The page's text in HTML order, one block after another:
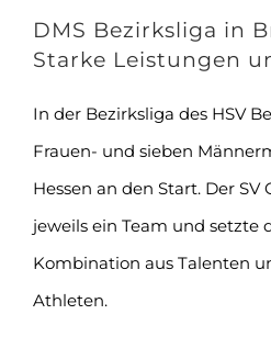
DMS Bezirksliga in
Starke Leistungen
In der Bezirksliga des HSV
Frauen- und sieben
Hessen an den Start. Der
jeweils ein Team und setzte
Kombination aus Talenten
Athleten.